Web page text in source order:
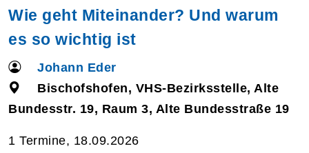
Wie geht Miteinander? Und warum
es so wichtig ist
Johann Eder
Bischofshofen, VHS-Bezirksstelle, Alte
Bundesstr. 19, Raum 3, Alte Bundesstraße 19
1 Termine, 18.09.2026